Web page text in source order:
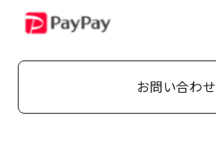
PayPay
お問い合わせ